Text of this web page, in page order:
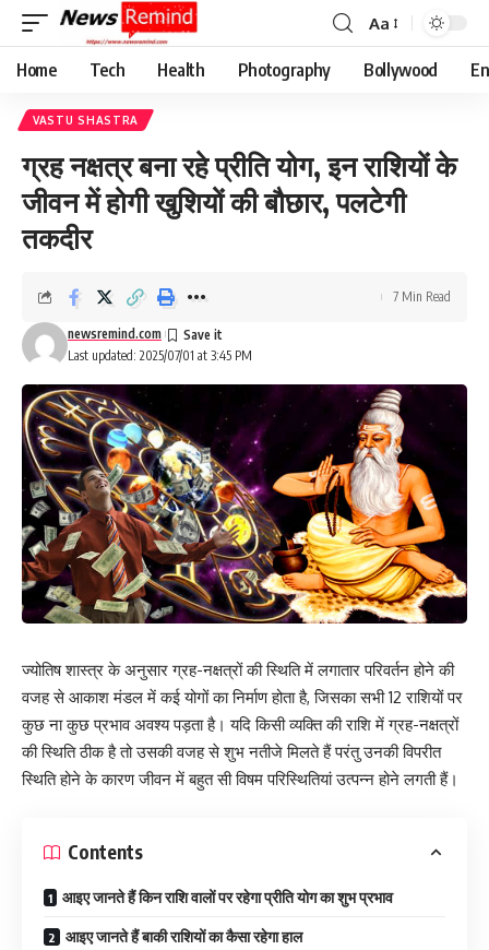
Font
Resizer
Aa
Home Tech Health Photography Bollywood
VASTU SHASTRA
ग्रह नक्षत्र बना रहे प्रीति योग, इन राशियों के
जीवन में होगी खुशियों की बौछार, पलटेगी
तकदीर
Last updated: 2025/07/01 at 3:45 PM
newsremind.com
7 Min Read
ज्योतिष शास्त्र के अनुसार ग्रह-नक्षत्रों की स्थिति में लगातार परिवर्तन होने की
वजह से आकाश मंडल में कई योगों का निर्माण होता है, जिसका सभी 12 राशियों पर
कुछ ना कुछ प्रभाव अवश्य पड़ता है। यदि किसी व्यक्ति की राशि में ग्रह-नक्षत्रों
की स्थिति ठीक है तो उसकी वजह से शुभ नतीजे मिलते हैं परंतु उनकी विपरीत
स्थिति होने के कारण जीवन में बहुत सी विषम परिस्थितियां उत्पन्न होने लगती हैं।
Contents
आइए जानते हैं किन राशि वालों पर रहेगा प्रीति योग का शुभ प्रभाव
आइए जानते हैं बाकी राशियों का कैसा रहेगा हाल